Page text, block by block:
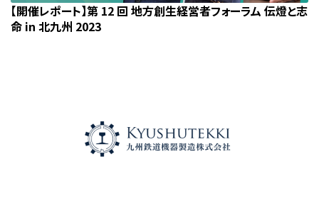
【開催レポート】第 12 回 地方創生経営者フォーラム 伝燈と志
命 in 北九州 2023